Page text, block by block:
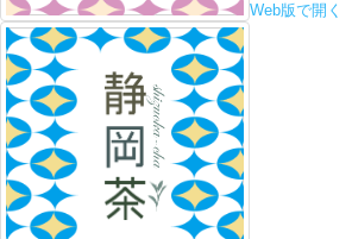
Web版で開く